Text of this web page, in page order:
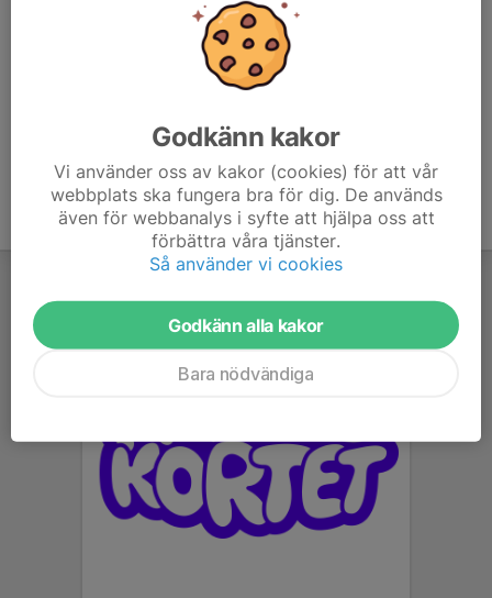
Godkänn kakor
Vi använder oss av kakor (cookies) för att vår
webbplats ska fungera bra för dig. De används
även för webbanalys i syfte att hjälpa oss att
förbättra våra tjänster.
Så använder vi cookies
Godkänn alla kakor
Bara nödvändiga